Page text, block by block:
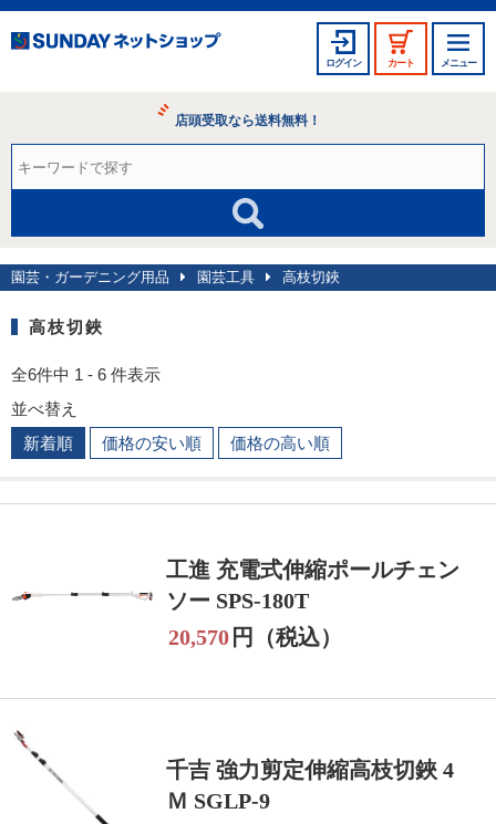
ログイン カート メニュー
店頭受取なら送料無料！
園芸・ガーデニング用品 園芸工具 高枝切鋏
高枝切鋏
全6件中 1 - 6 件表示
並べ替え
新着順
価格の安い順 価格の高い順
工進 充電式伸縮ポールチェン
ソー SPS-180T
20,570 円（税込）
千吉 強力剪定伸縮高枝切鋏 4
Ｍ SGLP-9